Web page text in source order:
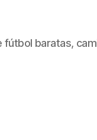
fútbol baratas,